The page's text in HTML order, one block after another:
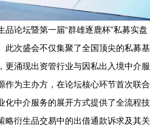
品论坛暨第一届“群雄逐鹿杯”私募实盘
此次盛会不仅集聚了全国顶尖的私募基
更涌现出资管行业与因私出入境中介服
作为主办方，在论坛核心环节首次联合
化中介服务的展开方式提供了全流程技
略衍生品交易中的出借通款诉求及其关